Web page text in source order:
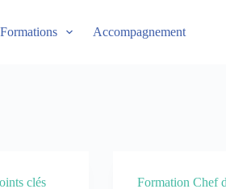
Formations Accompagnement
clés
Formation Chef